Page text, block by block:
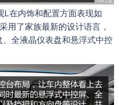
在内饰和配置方面表现如
用了家族最新的设计语言，
全液晶仪表盘和悬浮式中控